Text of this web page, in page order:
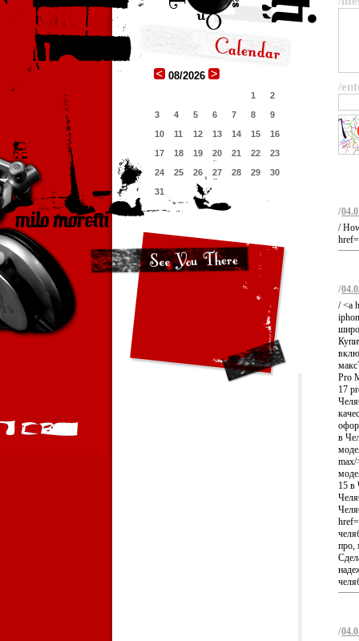
08/2026
1
2
3
4 5 6 7 8
9
10
11 12 13 14 15
16
17
18 19 20 21 22
23
24
25 26 27 28 29
30
31
/
/
/
/
/ <a
Pro
17
в
max/
15 в
про,
/